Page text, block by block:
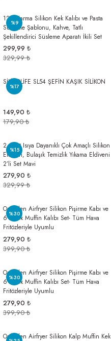
%9
12'li Karma Silikon Kek Kalıbı ve Pasta
Süsleme Şablonu, Kahve, Tatlı
Şekillendirici Süsleme Aparatı İkili Set
299,99 ₺
329,99 ₺
%17
SİLİCOLİFE SL54 ŞEFİN KAŞIK SİLİKON
149,90 ₺
179,90 ₺
%15
2 Adet Isıya Dayanıklı Çok Amaçlı Silikon
Eldiven, Bulaşık Temizlik Yıkama Eldiveni
2’li Set Mavi
279,90 ₺
329,99 ₺
%30
Onikiden Airfryer Silikon Pişirme Kabı ve
6’lı Kek Muffin Kalıbı Set- Tüm Hava
Fritözleriyle Uyumlu
279,90 ₺
399,90 ₺
%30
Onikiden Airfryer Silikon Pişirme Kabı ve
6’lı Kek Muffin Kalıbı Set- Tüm Hava
Fritözleriyle Uyumlu
279,90 ₺
399,90 ₺
Onikiden Airfryer Silikon Kalp Muffin Kek